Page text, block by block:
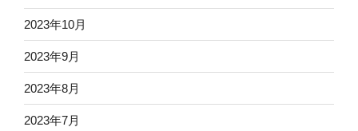
2023年10月
2023年9月
2023年8月
2023年7月